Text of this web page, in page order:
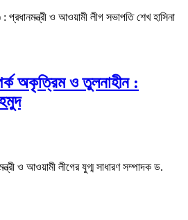
ও আওয়ামী লীগ সভাপতি শেখ হাসিনা
অকৃত্রিম ও তুলনাহীন :
ও আওয়ামী লীগের যুগ্ম সাধারণ সম্পাদক ড.